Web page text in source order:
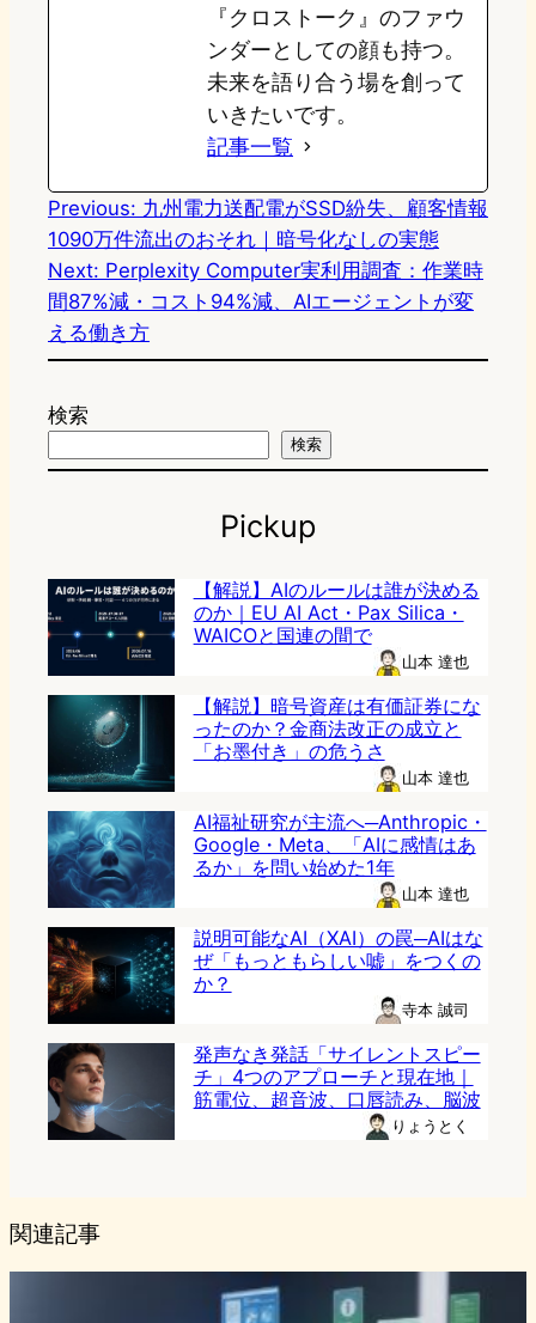
『クロストーク』のファウ
ンダーとしての顔も持つ。
未来を語り合う場を創って
いきたいです。
記事一覧
Previous: 九州電力送配電がSSD紛失、顧客情報
1090万件流出のおそれ｜暗号化なしの実態
Next: Perplexity Computer実利用調査：作業時
間87%減・コスト94%減、AIエージェントが変
える働き方
検索
検索
Pickup
【解説】AIのルールは誰が決める
のか｜EU AI Act・Pax Silica・
WAICOと国連の間で
山本 達也
【解説】暗号資産は有価証券にな
ったのか？金商法改正の成立と
「お墨付き」の危うさ
山本 達也
AI福祉研究が主流へ─Anthropic・
Google・Meta、「AIに感情はあ
るか」を問い始めた1年
山本 達也
説明可能なAI（XAI）の罠─AIはな
ぜ「もっともらしい嘘」をつくの
か？
寺本 誠司
発声なき発話「サイレントスピー
チ」4つのアプローチと現在地｜
筋電位、超音波、口唇読み、脳波
りょうとく
関連記事